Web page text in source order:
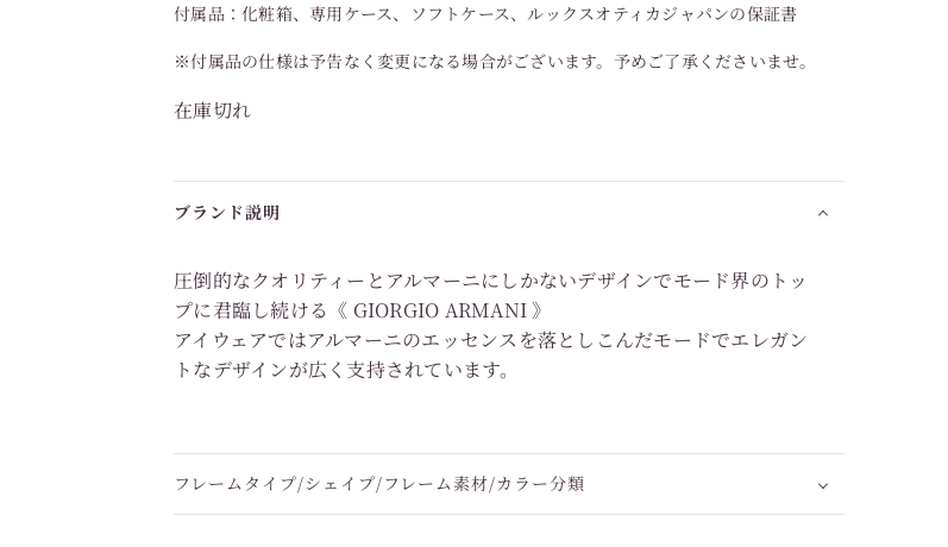
付属品：化粧箱、専用ケース、ソフトケース、ルックスオティカジャパンの保証書
※付属品の仕様は予告なく変更になる場合がございます。予めご了承くださいませ。
在庫切れ
ブランド説明
圧倒的なクオリティーとアルマーニにしかないデザインでモード界のトッ
プに君臨し続ける《 GIORGIO ARMANI 》
アイウェアではアルマーニのエッセンスを落としこんだモードでエレガン
トなデザインが広く支持されています。
フレームタイプ/シェイプ/フレーム素材/カラー分類